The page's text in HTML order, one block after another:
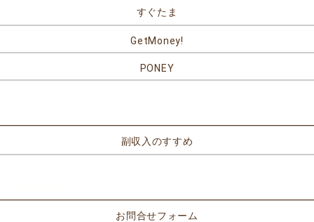
すぐたま
GetMoney!
PONEY
副収入のすすめ
お問合せフォーム